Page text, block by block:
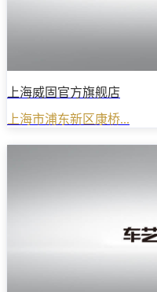
上海威固官方旗舰店
上海市浦东新区康桥...